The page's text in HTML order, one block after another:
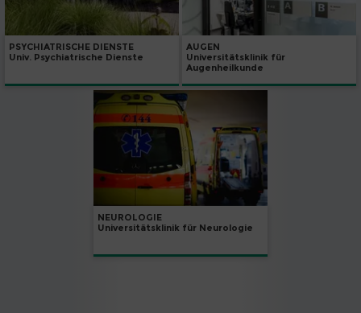
PSYCHIATRISCHE DIENSTE
Univ. Psychiatrische Dienste
AUGEN
Universitätsklinik für
Augenheilkunde
NEUROLOGIE
Universitätsklinik für Neurologie